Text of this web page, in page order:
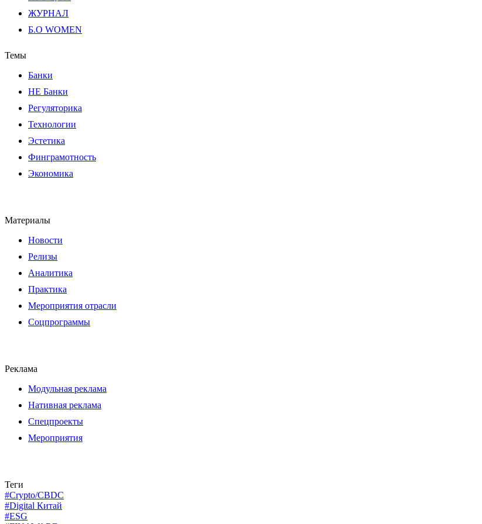
ЖУРНАЛ
Б.О WOMEN
Темы
Банки
НЕ Банки
Регуляторика
Технологии
Эстетика
Финграмотность
Экономика
Материалы
Новости
Релизы
Аналитика
Практика
Мероприятия отрасли
Соцпрограммы
Реклама
Модульная реклама
Нативная реклама
Спецпроекты
Мероприятия
Теги
#Crypto/CBDC
#Digital Китай
#ESG